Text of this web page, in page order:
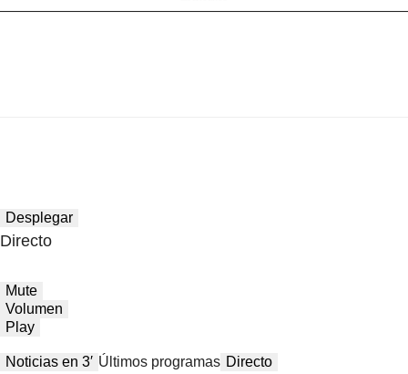
Desplegar
Directo
Mute
Volumen
Play
Noticias en 3′ Últimos programas Directo